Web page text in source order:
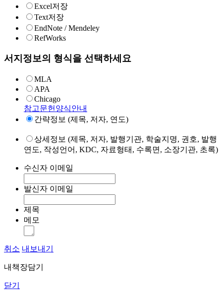
Excel저장
Text저장
EndNote / Mendeley
RefWorks
서지정보의 형식을 선택하세요
MLA
APA
Chicago
참고문헌양식안내
간략정보 (제목, 저자, 연도)
상세정보 (제목, 저자, 발행기관, 학술지명, 권호, 발행
연도, 작성언어, KDC, 자료형태, 수록면, 소장기관, 초록)
수신자 이메일
발신자 이메일
제목
메모
취소 내보내기
내책장담기
닫기